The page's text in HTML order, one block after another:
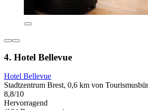
4. Hotel Bellevue
Hotel Bellevue
Stadtzentrum Brest, 0,6 km von
8,8/10
Hervorragend